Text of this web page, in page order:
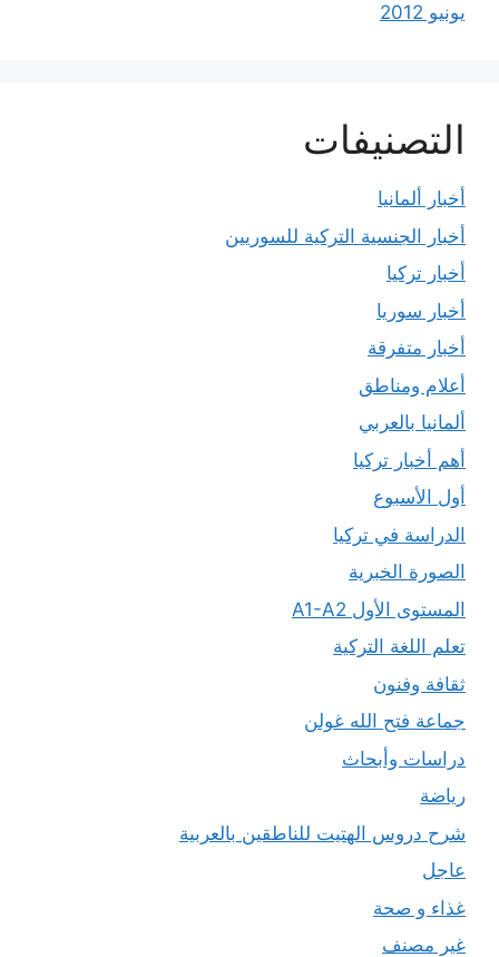
يونيو 2012
التصنيفات
أخبار ألمانيا
أخبار الجنسية التركية للسوريين
أخبار تركيا
أخبار سوريا
أخبار متفرقة
أعلام ومناطق
ألمانيا بالعربي
أهم أخبار تركيا
أول الأسبوع
الدراسة في تركيا
الصورة الخبرية
المستوى الأول A1-A2
تعلم اللغة التركية
ثقافة وفنون
جماعة فتح الله غولن
دراسات وأبحاث
رياضة
شرح دروس الهتيت للناطقين بالعربية
عاجل
غذاء و صحة
غير مصنف